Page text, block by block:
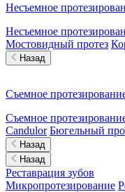
Несъемное
Несъемное
Мостовидный протез
Назад
Съемное
Съемное
Candulor Бюгельный
Назад
Назад
Реставрация зубов
Микропротезирование